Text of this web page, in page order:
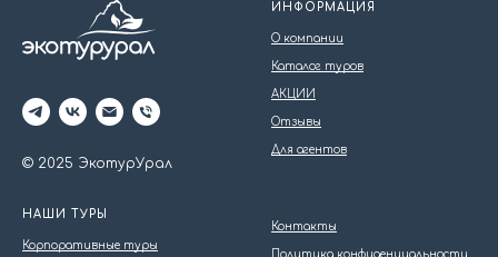
© 2025 ЭкотурУрал
ИНФОРМАЦИЯ
О компании
Каталог туров
АКЦИИ
Отзывы
Для агентов
НАШИ ТУРЫ
Корпоративные туры
Контакты
Политика конфиденциальности